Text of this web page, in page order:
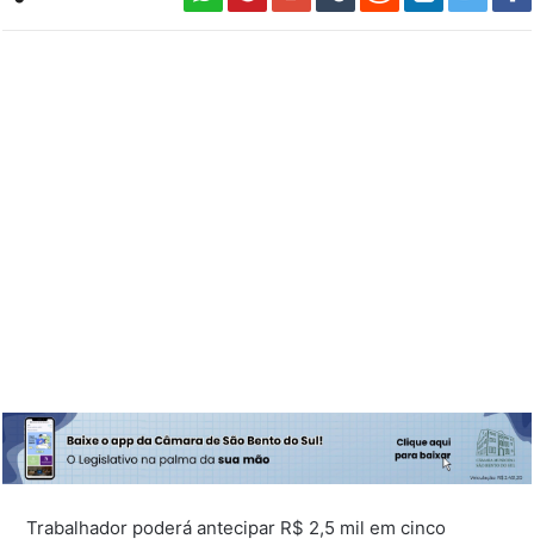
Trabalhador poderá antecipar R$ 2,5 mil em cinco